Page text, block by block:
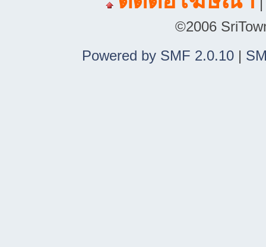
©2006
Powered by SMF 2.0.10|